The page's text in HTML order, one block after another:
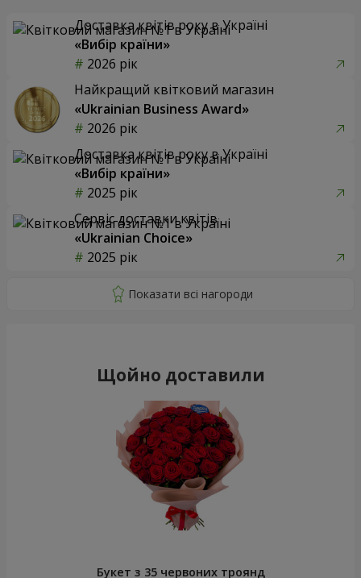
Доставка квітів року в Україні
«Вибір країни»
2026 рік
Найкращий квітковий магазин
«Ukrainian Business Award»
2026 рік
Доставка квітів року в Україні
«Вибір країни»
2025 рік
Сервіс доставки квітів
«Ukrainian Choice»
2025 рік
Щойно доставили
Букет з 35 червоних троянд